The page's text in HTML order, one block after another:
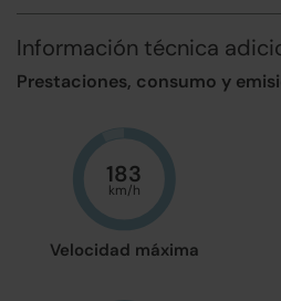
Información técnica
Prestaciones, consumo y
Velocidad máxima
183
km/h